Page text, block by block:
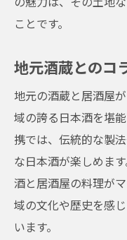
ことです。
地元酒蔵とのコ
地元の酒蔵と居酒屋
域の誇る日本酒を堪
携では、伝統的な製
な日本酒が楽しめま
酒と居酒屋の料理が
域の文化や歴史を感
います。